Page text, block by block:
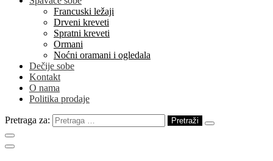
Francuski ležaji
Drveni kreveti
Spratni kreveti
Ormani
Noćni oramani i ogledala
Dečije sobe
Kontakt
O nama
Politika prodaje
Pretraga za: